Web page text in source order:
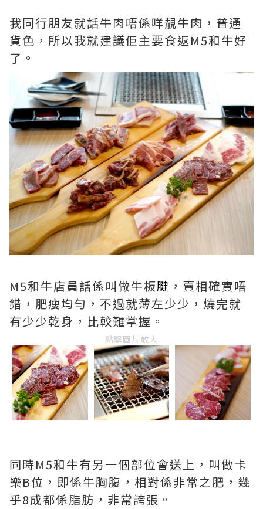
我同行朋友就話牛肉唔係咩靚牛肉，普通
貨色，所以我就建議佢主要食返M5和牛好
了。
M5和牛店員話係叫做牛板腱 ，賣相確實唔
錯，肥瘦均勻，不過就薄左少少，燒完就
有少少乾身，比較難掌握。
點擊圖片放大
同時M5和牛有另一個部位會送上，叫做卡
樂B位，即係牛胸腹，相對係非常之肥，幾
乎8成都係脂肪，非常誇張。